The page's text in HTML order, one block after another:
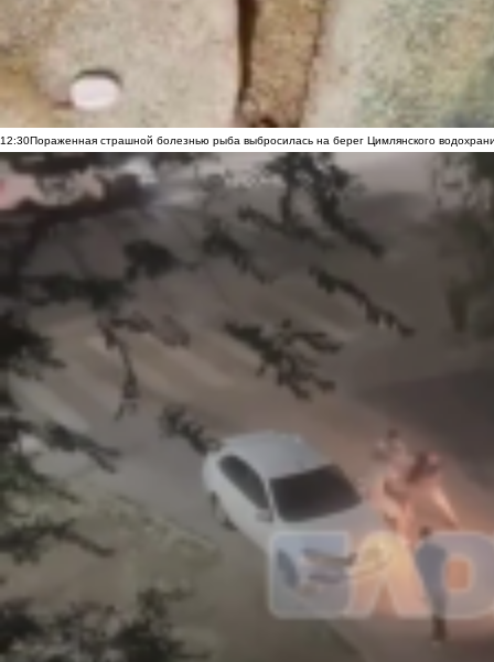
12:30Пораженная страшной болезнью рыба выбросилась на берег Цимлянского